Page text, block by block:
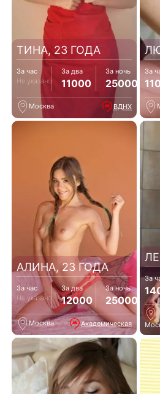
ТИНА, 23 ГОДА
За час
Не указано
За два
11000
За ночь
25000
Москва ВДНХ
За
АЛИНА, 23 ГОДА
За час
Не указано
За два
12000
За ночь
25000
Москва Академическая
За